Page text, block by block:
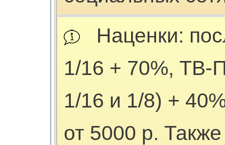
Наценки:
1/16 + 70%, ТВ-
1/16 и 1/8) +
от 5000 р.